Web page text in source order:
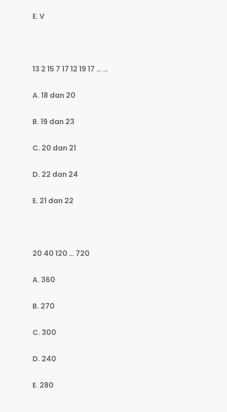
E. V
13 2 15 7 17 12 19 17 … …
A. 18 dan 20
B. 19 dan 23
C. 20 dan 21
D. 22 dan 24
E. 21 dan 22
20 40 120 … 720
A. 360
B. 270
C. 300
D. 240
E. 280